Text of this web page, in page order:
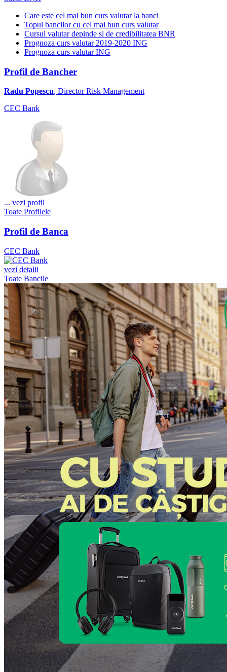
Care este cel mai bun curs valutar la banci
Topul bancilor cu cel mai bun curs valutar
Cursul valutar depinde si de credibilitatea BNR
Prognoza curs valutar 2019-2020 ING
Prognoza curs valutar ING
Profil de Bancher
Radu Popescu, Director Risk Management
CEC Bank
... vezi profil
Toate Profilele
Profil de Banca
CEC Bank
vezi detalii
Toate Bancile